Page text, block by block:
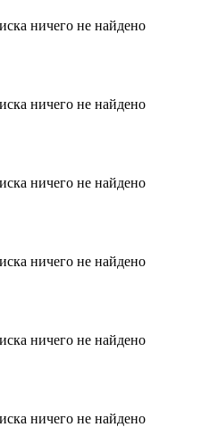
ничего не найдено
ничего не найдено
ничего не найдено
ничего не найдено
ничего не найдено
ничего не найдено